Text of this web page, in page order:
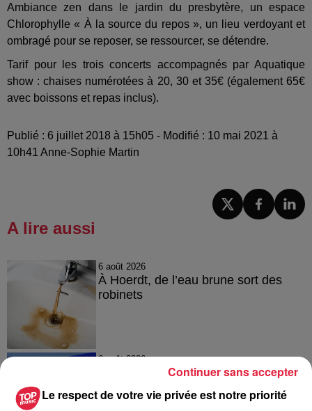
Ambiance zen dans le jardin du presbytère, un espace
Chlorophylle « À la source du repos », un lieu verdoyant et
ombragé pour se reposer, se ressourcer, se détendre.
Tarif pour les trois concerts accompagnés par Aquatique
show : chaises numérotées à 20, 30 et 35€ (également 65€
avec boissons et repas inclus).
Publié : 6 juillet 2018 à 15h05 - Modifié : 10 mai 2021 à
10h41 Anne-Sophie Martin
A lire aussi
6 août 2026
À Hoerdt, de l’eau brune sort des
robinets
6 août 2026
Tags antisémites à Strasbourg :
Catherine Trautmann réagit
Le respect de votre vie privée est notre priorité
Continuer sans accepter